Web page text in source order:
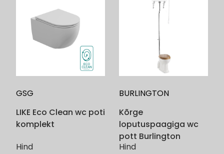
GSG
LIKE Eco Clean wc poti
komplekt
Hind
BURLINGTON
Kõrge
loputuspaagiga wc
pott Burlington
Hind